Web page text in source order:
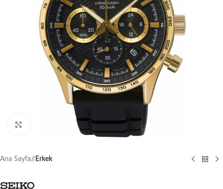
Büyütmek için tıklayın
Ana Sayfa/ Erkek